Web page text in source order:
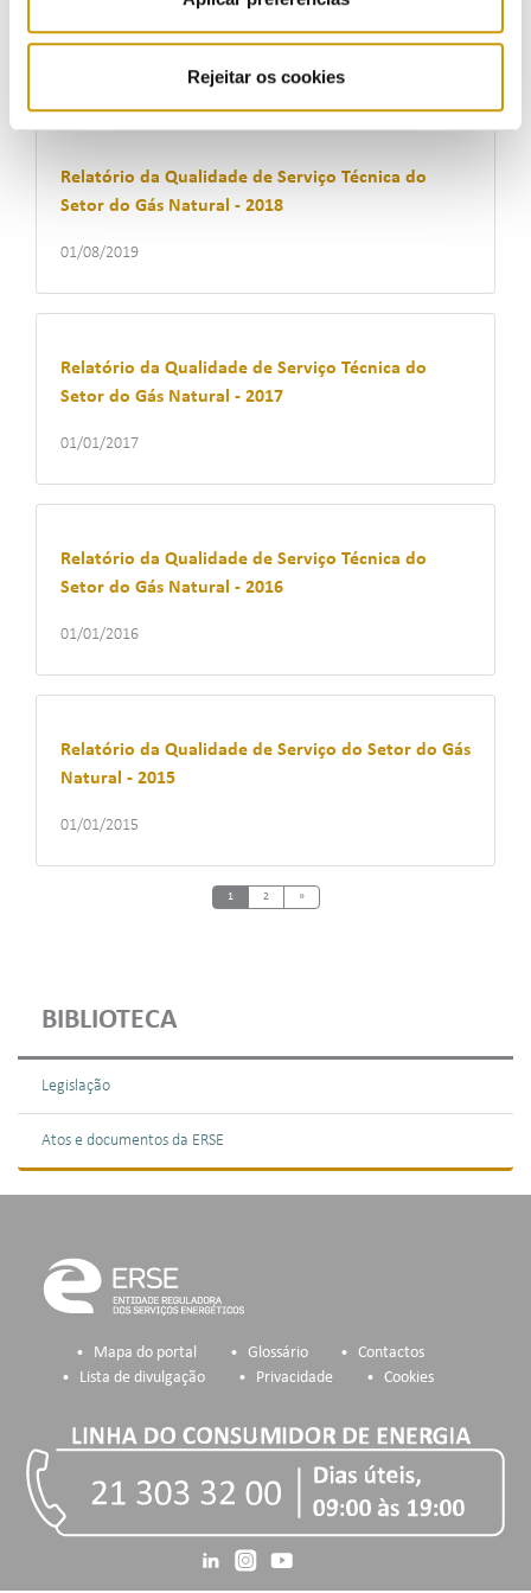
Rejeitar os cookies
BIBLIOTECA
Legislação
Atos e documentos da ERSE
Setor do Gás Natural - 2019
Relatório da Qualidade de Serviço Técnica do
Setor do Gás Natural - 2018
01/08/2019
Relatório da Qualidade de Serviço Técnica do
Setor do Gás Natural - 2017
01/01/2017
Relatório da Qualidade de Serviço Técnica do
Setor do Gás Natural - 2016
01/01/2016
Relatório da Qualidade de Serviço do Setor do Gás
Natural - 2015
01/01/2015
1 2 »Next
Mapa do portal Glossário
Contactos
Lista de divulgação
Privacidade Cookies